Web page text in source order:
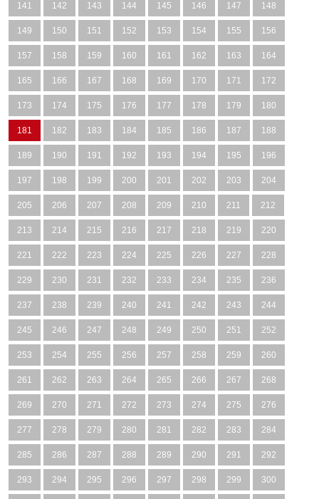
141 142 143 144 145 146 147 148
149 150 151 152 153 154 155 156
157 158 159 160 161 162 163 164
165 166 167 168 169 170 171 172
173 174 175 176 177 178 179 180
181 182 183 184 185 186 187 188
189 190 191 192 193 194 195 196
197 198 199 200 201 202 203 204
205 206 207 208 209 210 211 212
213 214 215 216 217 218 219 220
221 222 223 224 225 226 227 228
229 230 231 232 233 234 235 236
237 238 239 240 241 242 243 244
245 246 247 248 249 250 251 252
253 254 255 256 257 258 259 260
261 262 263 264 265 266 267 268
269 270 271 272 273 274 275 276
277 278 279 280 281 282 283 284
285 286 287 288 289 290 291 292
293 294 295 296 297 298 299 300